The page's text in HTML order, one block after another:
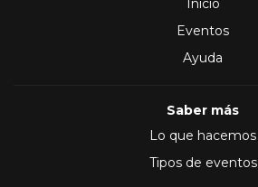
Inicio
Eventos
Ayuda
Saber más
Lo que hacemos
Tipos de eventos